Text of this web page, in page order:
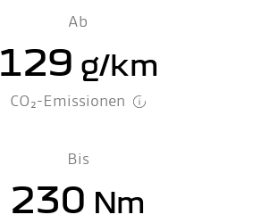
Ab
129 g/km
CO₂-Emissionen
Bis
230 Nm